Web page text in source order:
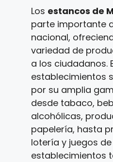
Los estancos de
parte importante
nacional,
variedad de
a los ciudadanos.
establecimientos
por su amplia
desde tabaco,
alcohólicas,
papelería, hasta
lotería y juegos de
establecimientos